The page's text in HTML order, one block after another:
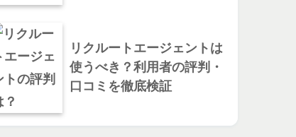
リクルートエージェントは
使うべき？利用者の評判・
口コミを徹底検証